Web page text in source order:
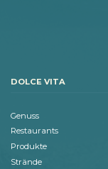
DOLCE VITA
Genuss
Restaurants
Produkte
Strände